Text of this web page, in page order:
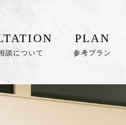
談について
PLAN
参考プラン